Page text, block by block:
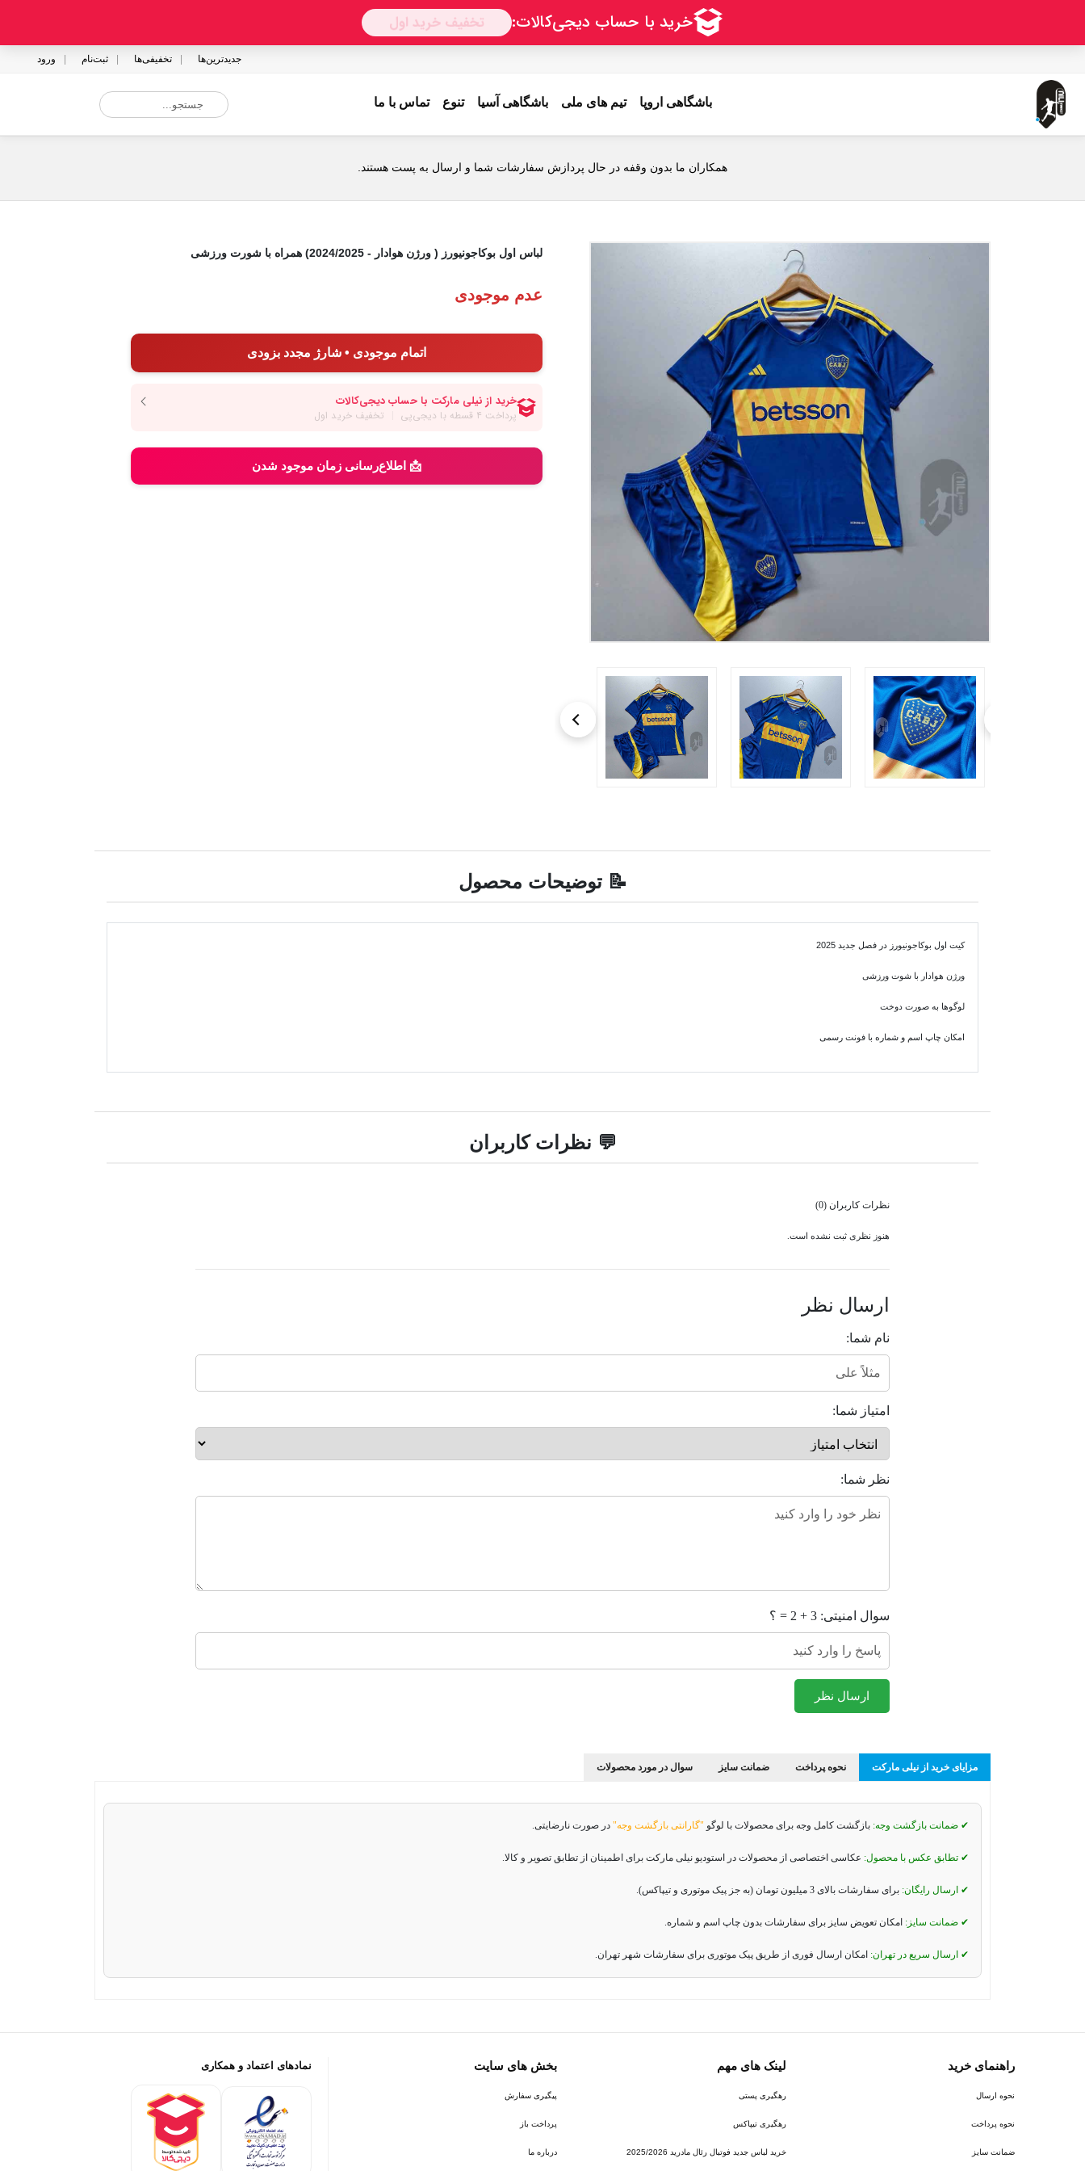
جدیدترین‌ها تخفیفی‌ها ثبت‌نام ورود
باشگاهی اروپا تیم های ملی باشگاهی آسیا تنوع تماس با ما
همکاران ما بدون وقفه در حال پردازش سفارشات شما و ارسال به پست هستند.
لباس اول بوکاجونیورز ( ورژن هوادار - 2024/2025) همراه با شورت ورزشی
عدم موجودی
اتمام موجودی • شارژ مجدد بزودی
📩 اطلاع‌رسانی زمان موجود شدن
📝 توضیحات محصول
کیت اول بوکاجونیورز در فصل جدید 2025
ورژن هوادار با شوت ورزشی
لوگوها به صورت دوخت
امکان چاپ اسم و شماره با فونت رسمی
💬 نظرات کاربران
نظرات کاربران (0)
هنوز نظری ثبت نشده است.
ارسال نظر
نام شما:
امتیاز شما:
نظر شما:
سوال امنیتی: 3 + 2 = ؟
ارسال نظر
مزایای خرید از نیلی مارکت نحوه پرداخت ضمانت سایز سوال در مورد محصولات
✔ ضمانت بازگشت وجه: بازگشت کامل وجه برای محصولات با لوگو "گارانتی بازگشت وجه" در صورت نارضایتی.
✔ تطابق عکس با محصول: عکاسی اختصاصی از محصولات در استودیو نیلی مارکت برای اطمینان از تطابق تصویر و کالا.
✔ ارسال رایگان: برای سفارشات بالای 3 میلیون تومان (به جز پیک موتوری و تیپاکس).
✔ ضمانت سایز: امکان تعویض سایز برای سفارشات بدون چاپ اسم و شماره.
✔ ارسال سریع در تهران: امکان ارسال فوری از طریق پیک موتوری برای سفارشات شهر تهران.
راهنمای خرید
نحوه ارسال
نحوه پرداخت
ضمانت سایز
لینک های مهم
رهگیری پستی
رهگیری تیپاکس
خرید لباس جدید فوتبال رئال مادرید 2025/2026
بخش های سایت
پیگیری سفارش
پرداخت باز
درباره ما
نمادهای اعتماد و همکاری